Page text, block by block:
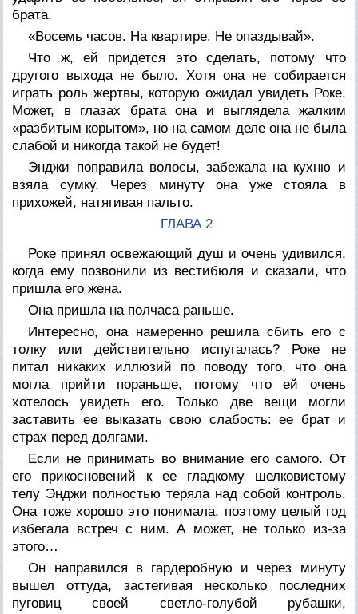
брата.
«Восемь часов. На квартире. Не опаздывай».
Что ж, ей придется это сделать, потому что
другого выхода не было. Хотя она не собирается
играть роль жертвы, которую ожидал увидеть Роке.
Может, в глазах брата она и выглядела жалким
«разбитым корытом», но на самом деле она не была
слабой и никогда такой не будет!
Энджи поправила волосы, забежала на кухню и
взяла сумку. Через минуту она уже стояла в
прихожей, натягивая пальто.
ГЛАВА 2
Роке принял освежающий душ и очень удивился,
когда ему позвонили из вестибюля и сказали, что
пришла его жена.
Она пришла на полчаса раньше.
Интересно, она намеренно решила сбить его с
толку или действительно испугалась? Роке не
питал никаких иллюзий по поводу того, что она
могла прийти пораньше, потому что ей очень
хотелось увидеть его. Только две вещи могли
заставить ее выказать свою слабость: ее брат и
страх перед долгами.
Если не принимать во внимание его самого. От
его прикосновений к ее гладкому шелковистому
телу Энджи полностью теряла над собой контроль.
Она тоже хорошо это понимала, поэтому целый год
избегала встреч с ним. А может, не только из-за
этого…
Он направился в гардеробную и через минуту
вышел оттуда, застегивая несколько последних
пуговиц своей светло-голубой рубашки,